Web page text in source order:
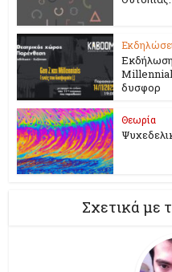
δυσφορ
Θεωρία
Σχετικά με